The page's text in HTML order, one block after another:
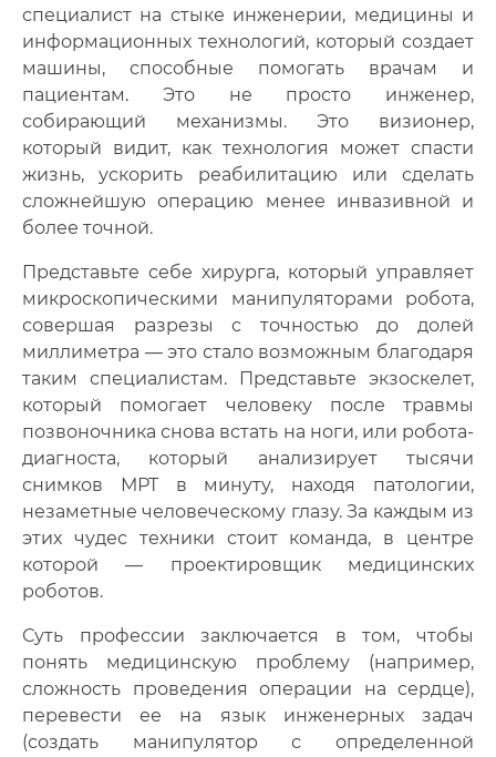
специалист на стыке инженерии, медицины и
информационных технологий, который создает
машины, способные помогать врачам и
пациентам. Это не просто инженер,
собирающий механизмы. Это визионер,
который видит, как технология может спасти
жизнь, ускорить реабилитацию или сделать
сложнейшую операцию менее инвазивной и
более точной.
Представьте себе хирурга, который управляет
микроскопическими манипуляторами робота,
совершая разрезы с точностью до долей
миллиметра — это стало возможным благодаря
таким специалистам. Представьте экзоскелет,
который помогает человеку после травмы
позвоночника снова встать на ноги, или робота-
диагноста, который анализирует тысячи
снимков МРТ в минуту, находя патологии,
незаметные человеческому глазу. За каждым из
этих чудес техники стоит команда, в центре
которой — проектировщик медицинских
роботов.
Суть профессии заключается в том, чтобы
понять медицинскую проблему (например,
сложность проведения операции на сердце),
перевести ее на язык инженерных задач
(создать манипулятор с определенной